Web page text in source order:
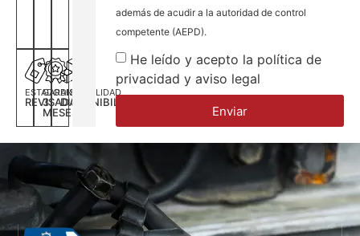
ESTADO
REVISADA
GARANTÍA
3
MESES
DISPONILIDAD
DISPONIBILIDAD
además de acudir a la autoridad de control
competente (AEPD).
He leído y acepto la política de
privacidad y aviso legal
Enviar